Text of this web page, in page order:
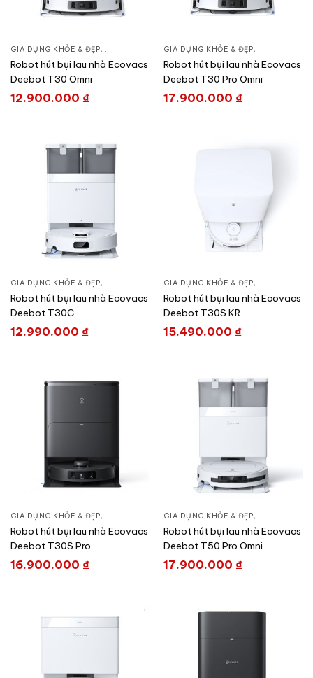
GIA DỤNG KHỎE & ĐẸP, CHĂM SÓC NHÀ CỬA, HÚT BỤI – ROBOT HÚT BỤI
Robot hút bụi lau nhà Ecovacs
Deebot T30 Omni
12.900.000 ₫
GIA DỤNG KHỎE & ĐẸP, CHĂM SÓC
Robot hút bụi lau nhà Ecovacs
Deebot T30 Pro Omni
17.900.000 ₫
GIA DỤNG KHỎE & ĐẸP, CHĂM SÓC NHÀ CỬA, HÚT BỤI – ROBOT HÚT BỤI
Robot hút bụi lau nhà Ecovacs
Deebot T30C
12.990.000 ₫
GIA DỤNG KHỎE & ĐẸP, CHĂM SÓC
Robot hút bụi lau nhà Ecovacs
Deebot T30S KR
15.490.000 ₫
GIA DỤNG KHỎE & ĐẸP, CHĂM SÓC NHÀ CỬA, HÚT BỤI – ROBOT HÚT BỤI
Robot hút bụi lau nhà Ecovacs
Deebot T30S Pro
16.900.000 ₫
GIA DỤNG KHỎE & ĐẸP, CHĂM SÓC
Robot hút bụi lau nhà Ecovacs
Deebot T50 Pro Omni
17.900.000 ₫